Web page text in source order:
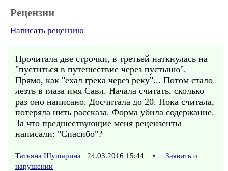
Рецензии
Написать рецензию
Прочитала две строчки, в третьей наткнулась на
"пуститься в путешествие через пустыню".
Прямо, как "ехал грека через реку"... Потом стало
лезть в глаза имя Савл. Начала считать, сколько
раз оно написано. Досчитала до 20. Пока считала,
потеряла нить рассказа. Форма убила содержание.
За что предшествующие меня рецензенты
написали: "Спасибо"?
Татьяна Шушарина 24.03.2016 15:44 •
Заявить о
нарушении